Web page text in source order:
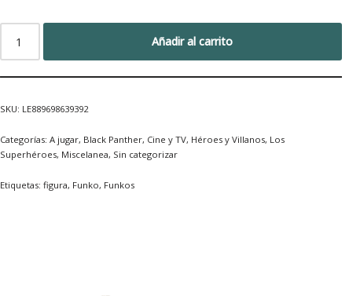
Añadir al carrito
SKU: LE889698639392
Categorías: A jugar, Black Panther, Cine y TV, Héroes y Villanos, Los
Superhéroes, Miscelanea, Sin categorizar
Etiquetas: figura, Funko, Funkos